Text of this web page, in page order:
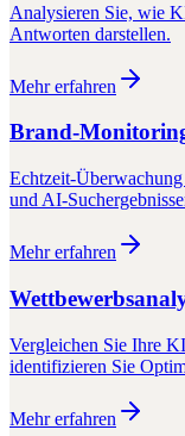
Analysieren Sie, wie
Antworten darstellen.
Mehr erfahren
Brand-
Echtzeit-
und AI-
Mehr erfahren
Vergleichen Sie Ihre
identifizieren Sie
Mehr erfahren